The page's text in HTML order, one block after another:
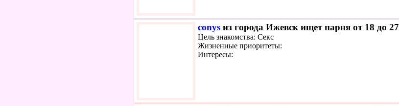
conys из города Ижевск ищет парня от 18 до 27
Цель знакомства: Секс
Жизненные приоритеты:
Интересы: